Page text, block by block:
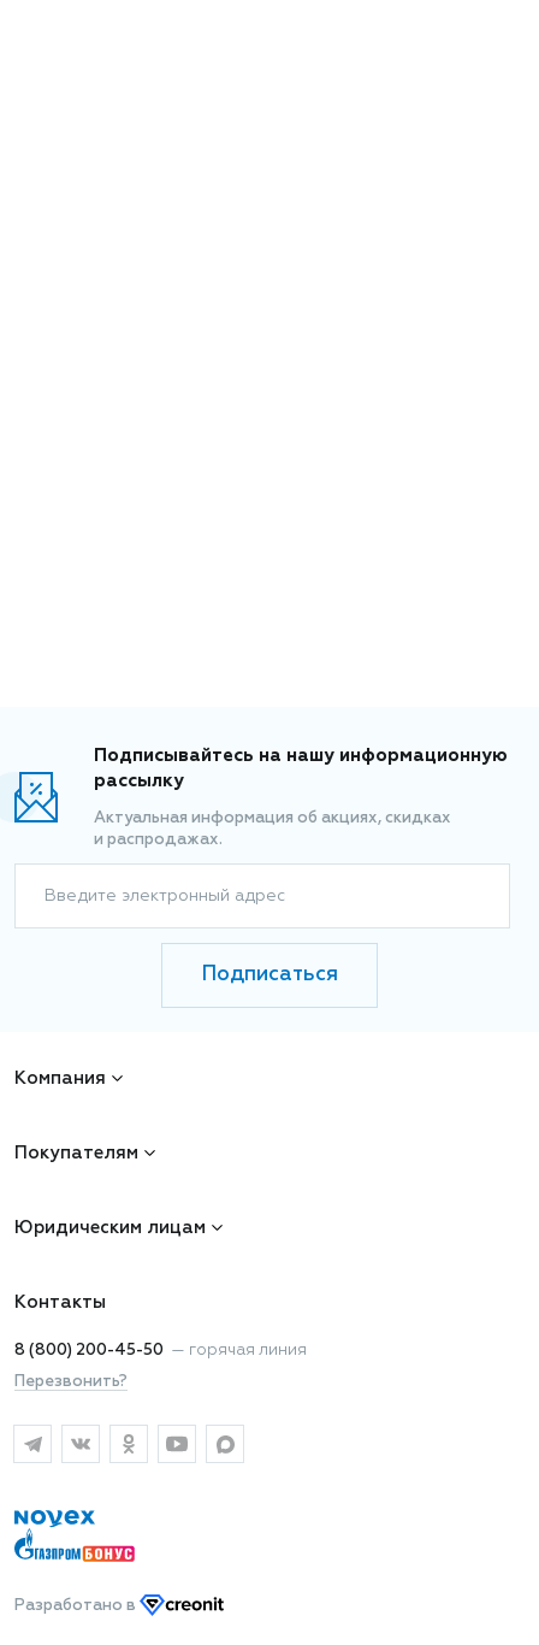
Подписывайтесь на нашу информационную
рассылку
Актуальная информация об акциях, скидках
и распродажах.
Введите электронный адрес
Подписаться
Компания
Покупателям
Юридическим лицам
Контакты
8 (800) 200-45-50 — горячая линия
Перезвонить?
Разработано в